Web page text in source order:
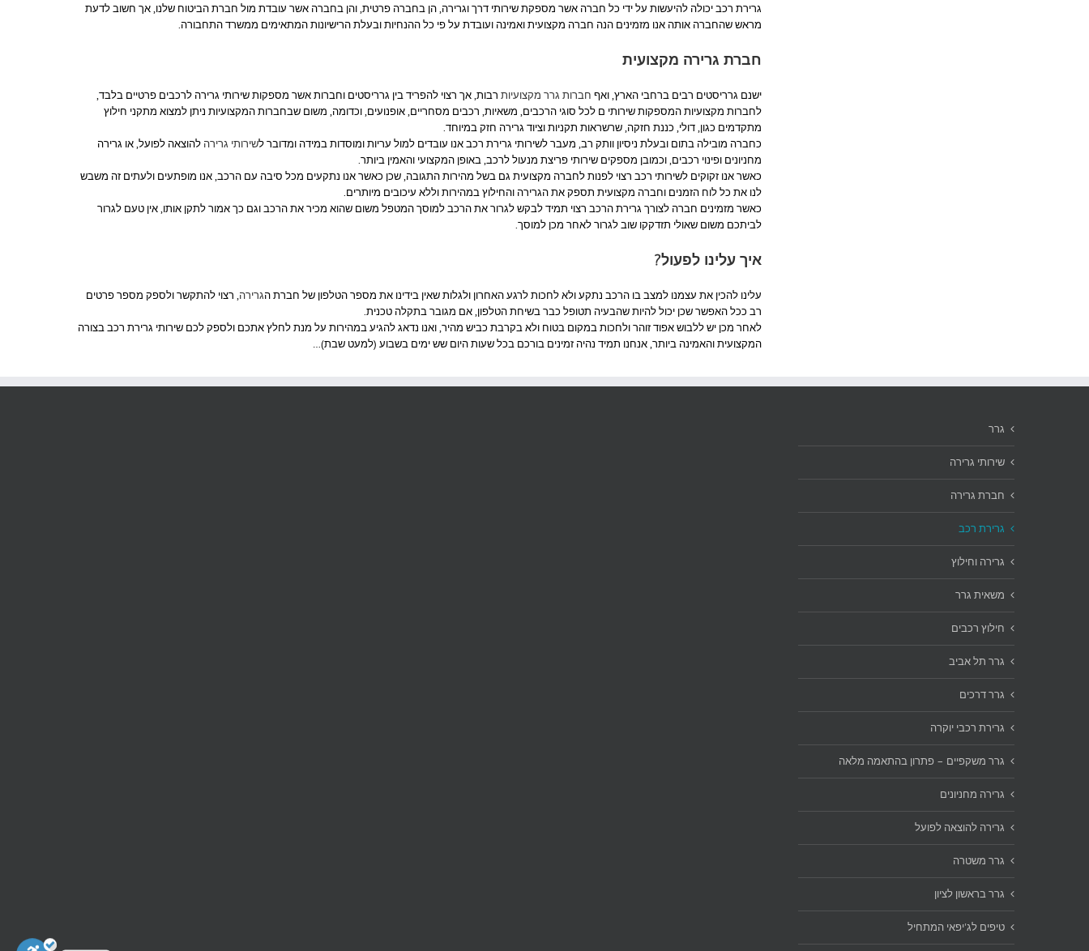
גרירת רכב יכולה להיעשות על ידי כל חברה אשר מספקת שירותי דרך וגרירה, הן בחברה פרטית, והן בחברה אשר עובדת מול חברת הביטוח שלנו, אך חשוב לדעת
מראש שהחברה אותה אנו מזמינים הנה חברה מקצועית ואמינה ועובדת על פי כל ההנחיות ובעלת הרישיונות המתאימים ממשרד התחבורה.
חברת גרירה מקצועית
ישנם גרריסטים רבים ברחבי הארץ, ואף חברות גרר מקצועיות רבות, אך רצוי להפריד בין גרריסטים וחברות אשר מספקות שירותי גרירה לרכבים פרטיים בלבד,
לחברות מקצועיות המספקות שירותי ם לכל סוגי הרכבים, משאיות, רכבים מסחריים, אופנועים, וכדומה, משום שבחברות המקצועיות ניתן למצוא מתקני חילוץ
מתקדמים כגון, דולי, כננת חזקה, שרשראות תקניות וציוד גרירה חזק במיוחד.
כחברה מובילה בתום ובעלת ניסיון וותק רב, מעבר לשירותי גרירת רכב אנו עובדים למול עריות ומוסדות במידה ומדובר לשירותי גרירה להוצאה לפועל, או גרירה
מחניונים ופינוי רכבים, וכמובן מספקים שירותי פריצת מנעול לרכב, באופן המקצועי והאמין ביותר.
כאשר אנו זקוקים לשירותי רכב רצוי לפנות לחברה מקצועית גם בשל מהירות התגובה, שכן כאשר אנו נתקעים מכל סיבה עם הרכב, אנו מופתעים ולעתים זה משבש
לנו את כל לוח הזמנים וחברה מקצועית תספק את הגרירה והחילוץ במהירות וללא עיכובים מיותרים.
כאשר מזמינים חברה לצורך גרירת הרכב רצוי תמיד לבקש לגרור את הרכב למוסך המטפל משום שהוא מכיר את הרכב וגם כך אמור לתקן אותו, אין טעם לגרור
לביתכם משום שאולי תזדקקו שוב לגרור לאחר מכן למוסך.
איך עלינו לפעול?
עלינו להכין את עצמנו למצב בו הרכב נתקע ולא לחכות לרגע האחרון ולגלות שאין בידינו את מספר הטלפון של חברת הגרירה, רצוי להתקשר ולספק מספר פרטים
רב ככל האפשר שכן יכול להיות שהבעיה תטופל כבר בשיחת הטלפון, אם מגובר בתקלה טכנית.
לאחר מכן יש ללבוש אפוד זוהר ולחכות במקום בטוח ולא בקרבת כביש מהיר, ואנו נדאג להגיע במהירות על מנת לחלץ אתכם ולספק לכם שירותי גרירת רכב בצורה
המקצועית והאמינה ביותר, אנחנו תמיד נהיה זמינים בורכם בכל שעות היום שש ימים בשבוע (למעט שבת)…
גרר
שירותי גרירה
חברת גרירה
גרירת רכב
גרירה וחילוץ
משאית גרר
חילוץ רכבים
גרר תל אביב
גרר דרכים
גרירת רכבי יוקרה
גרר משקפיים – פתרון בהתאמה מלאה
גרירה מחניונים
גרירה להוצאה לפועל
גרר משטרה
גרר בראשון לציון
טיפים לג'יפאי המתחיל